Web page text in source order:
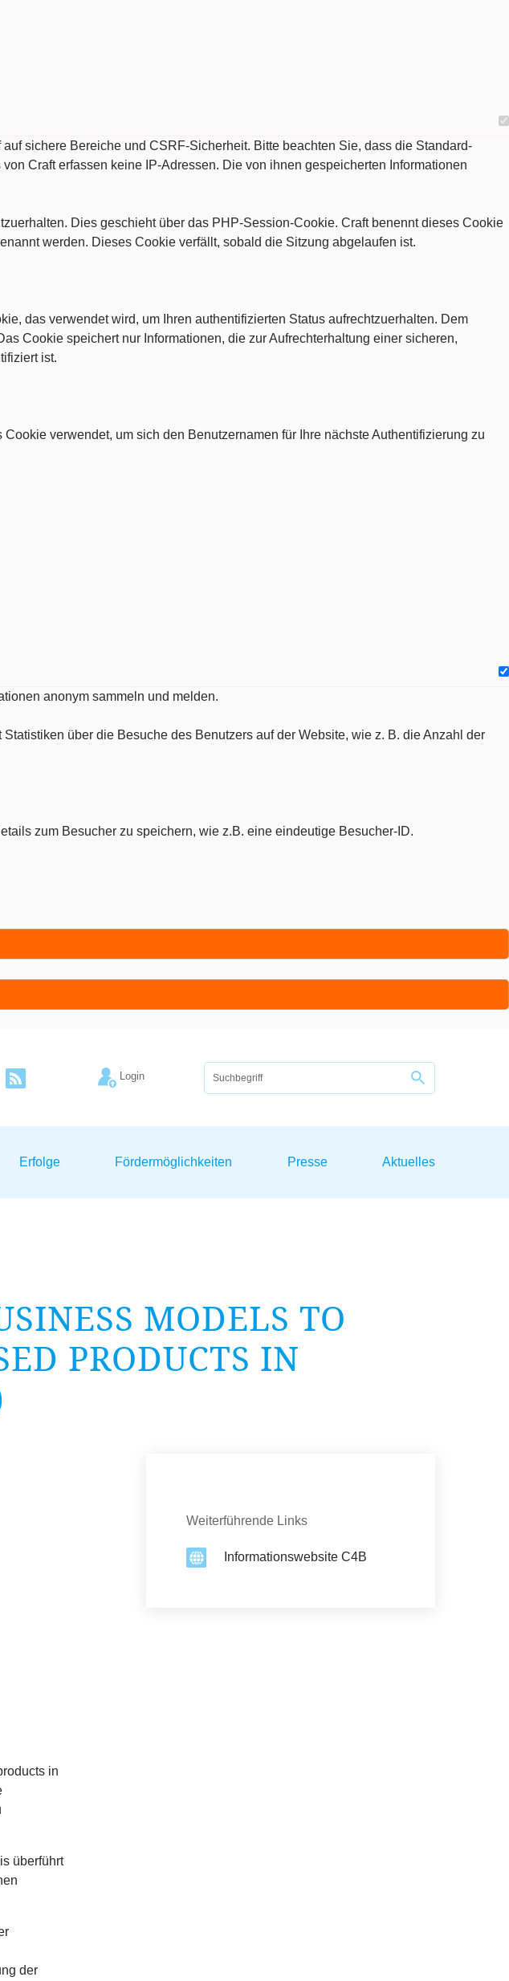
sichere Bereiche und CSRF-Sicherheit. Bitte beachten Sie, dass die Standard-
Craft erfassen keine IP-Adressen. Die von ihnen gespeicherten Informationen
Dies geschieht über das PHP-Session-Cookie. Craft benennt dieses Cookie
werden. Dieses Cookie verfällt, sobald die Sitzung abgelaufen ist.
das verwendet wird, um Ihren authentifizierten Status aufrechtzuerhalten. Dem
Cookie speichert nur Informationen, die zur Aufrechterhaltung einer sicheren,
ist.
verwendet, um sich den Benutzernamen für Ihre nächste Authentifizierung zu
anonym sammeln und melden.
über die Besuche des Benutzers auf der Website, wie z. B. die Anzahl der
zum Besucher zu speichern, wie z.B. eine eindeutige Besucher-ID.
Login
Erfolge Fördermöglichkeiten Presse Aktuelles
MODELS TO
PRODUCTS IN
in
überführt
der
Kontakt
Weiterführende Links
Informationswebsite C4B